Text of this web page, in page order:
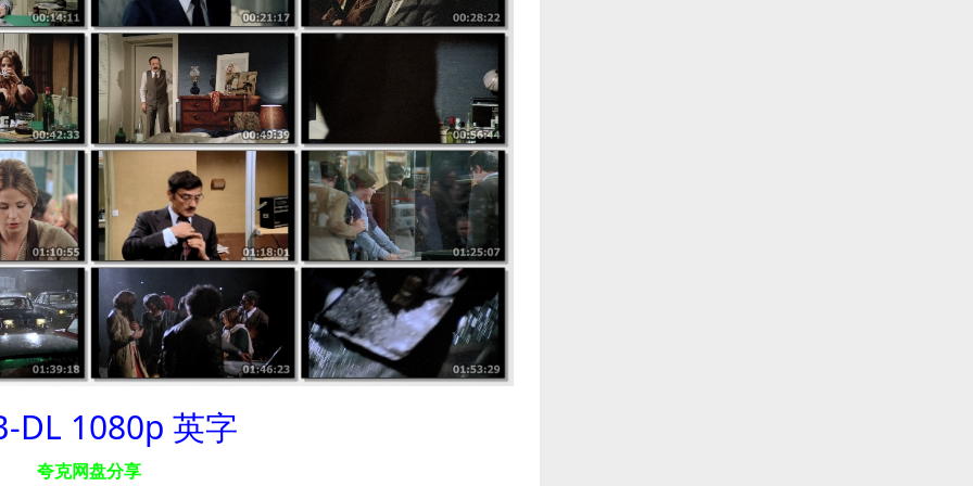
DL 1080p 英字
夸克网盘分享